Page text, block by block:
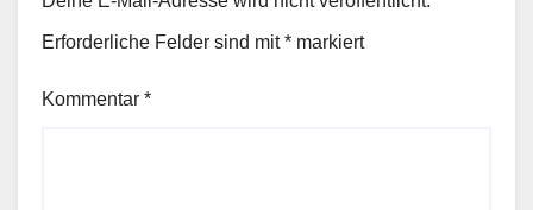
Erforderliche Felder sind mit* markiert
Kommentar *